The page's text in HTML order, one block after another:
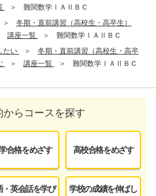
難関数学ⅠＡⅡＢＣ
冬期・直前講習（高校生・高卒生）
講座一覧
難関数学ⅠＡⅡＢＣ
たい
冬期・直前講習（高校生・高卒
講座一覧 難関数学ⅠＡⅡＢＣ
からコースを探す
合格をめざす 高校合格をめざす
・英会話を学び
学校の成績を伸ばし